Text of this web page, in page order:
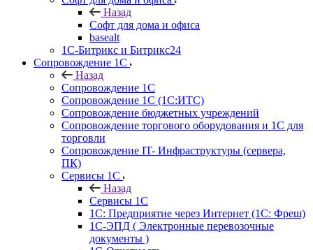
Назад
Софт для дома и офиса
basealt
1С-Битрикс и Битрикс24
Сопровождение 1С
Назад
Сопровождение 1С
Сопровождение 1С (1С:ИТС)
Сопровождение бюджетных учреждений
Сопровождение торгового оборудования и 1С для
торговли
Сопровождение IT- Инфраструктуры (сервера,
ПК)
Сервисы 1С
Назад
Сервисы 1С
1С: Предприятие через Интернет (1С: Фреш)
1С-ЭПД ( Электронные перевозочные
документы )